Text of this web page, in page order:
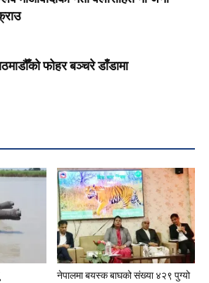
फोहर बञ्चरे डाँडामा
नेपालमा बयस्क बाघको संख्या ४२९ पुग्यो